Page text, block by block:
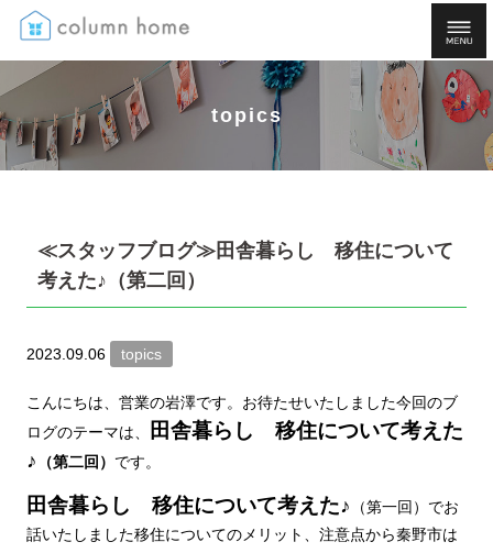
topics
≪スタッフブログ≫田舎暮らし 移住について
考えた♪（第二回）
2023.09.06 topics
こんにちは、営業の岩澤です。お待たせいたしました今回のブ
ログのテーマは、
田舎暮らし 移住について考えた
♪
（第二回） です。
田舎暮らし 移住について考えた♪
（第一回）でお
話いたしました移住についてのメリット、注意点から秦野市は